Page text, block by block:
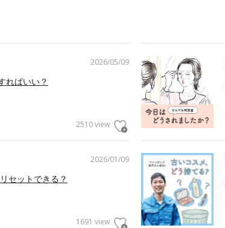
2026/05/09
ればいい？
2510 view
2026/01/09
セットできる？
1691 view